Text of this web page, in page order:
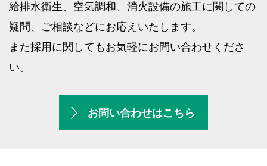
給排水衛生、空気調和、消火設備の施工に関しての
疑問、ご相談などにお応えいたします。
また採用に関してもお気軽にお問い合わせくださ
い。
お問い合わせはこちら